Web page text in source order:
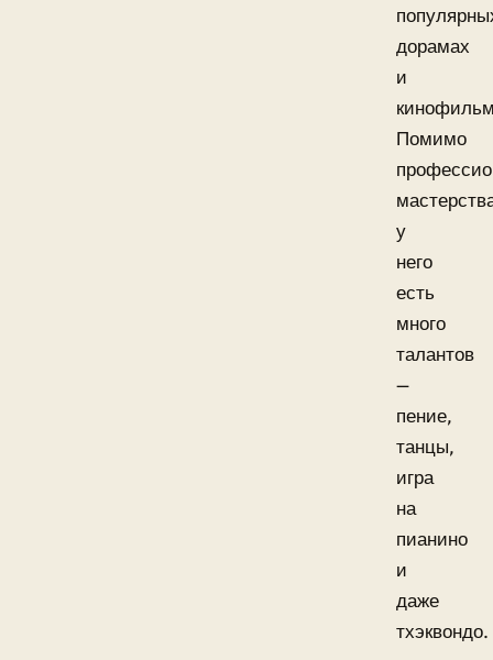
дорамах
и
Помимо
у
него
есть
много
талантов
—
пение,
танцы,
игра
на
пианино
и
даже
тхэквондо.